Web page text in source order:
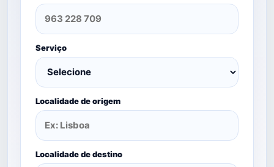
Serviço
Localidade de origem
Localidade de destino